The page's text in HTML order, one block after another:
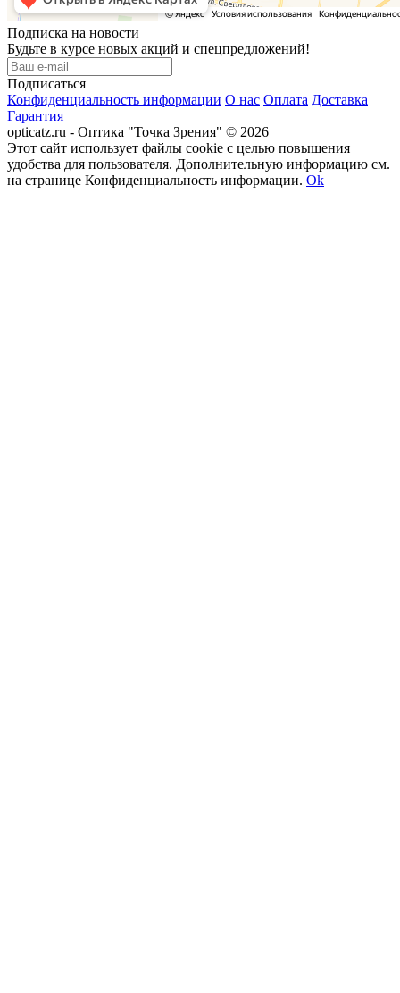
Подписка на новости
Будьте в курсе новых акций и спецпредложений!
Подписаться
Конфиденциальность информации О нас Оплата Доставка
Гарантия
opticatz.ru - Оптика "Точка Зрения" © 2026
Этот сайт использует файлы cookie с целью повышения
удобства для пользователя. Дополнительную информацию см.
на странице Конфиденциальность информации. Ok